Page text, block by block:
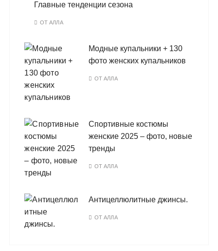
Главные тенденции сезона
ОТАЛЛА
Модные купальники + 130
фото женских купальников
ОТАЛЛА
Спортивные костюмы
женские 2025 – фото, новые
тренды
ОТАЛЛА
Антицеллюлитные джинсы.
ОТАЛЛА